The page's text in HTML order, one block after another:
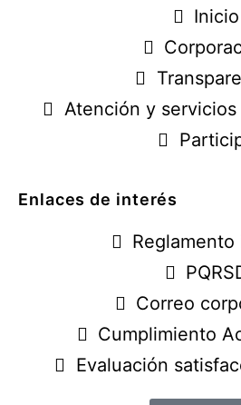
Inicio
Atención y
Enlaces de interés
Correo
Cumplimiento
Evaluación